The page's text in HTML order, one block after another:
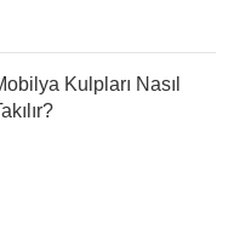
Kulpları Nasıl